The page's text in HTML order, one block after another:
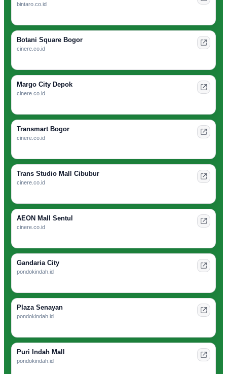
bintaro.co.id
Botani Square Bogor
cinere.co.id
Margo City Depok
cinere.co.id
Transmart Bogor
cinere.co.id
Trans Studio Mall Cibubur
cinere.co.id
AEON Mall Sentul
cinere.co.id
Gandaria City
pondokindah.id
Plaza Senayan
pondokindah.id
Puri Indah Mall
pondokindah.id